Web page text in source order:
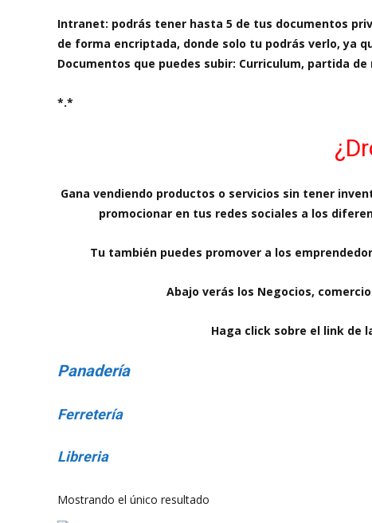
Intranet: podrás tener hasta 5 de tus documentos
de forma encriptada, donde solo tu podrás verlo, ya
Documentos que puedes subir: Curriculum, partida
*.*
Gana vendiendo productos o servicios sin tener
promocionar en tus redes sociales a los
Tu también puedes promover a los
Abajo verás los Negocios,
Haga click sobre el link de
Panadería
Ferretería
Libreria
Mostrando el único resultado